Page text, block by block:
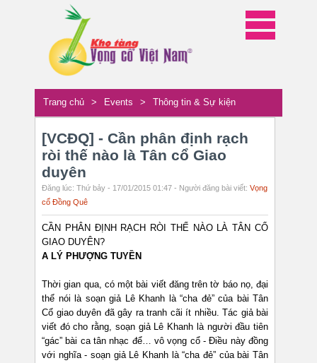
Trang chủ > Events > Thông tin & Sự kiện
[VCĐQ] - Cần phân định rạch
ròi thế nào là Tân cổ Giao
duyên
Đăng lúc: Thứ bảy - 17/01/2015 01:47 - Người đăng bài viết: Vọng
cổ Đồng Quê
CẦN PHÂN ĐỊNH RẠCH RÒI THẾ NÀO LÀ TÂN CỔ
GIAO DUYÊN?
A LÝ PHƯỢNG TUYỀN
Thời gian qua, có một bài viết đăng trên tờ báo nọ, đại
thể nói là soạn giả Lê Khanh là “cha đẻ” của bài Tân
Cổ giao duyên đã gây ra tranh cãi ít nhiều. Tác giả bài
viết đó cho rằng, soạn giả Lê Khanh là người đầu tiên
“gác” bài ca tân nhạc để… vô vọng cổ - Điều này đồng
với nghĩa - soạn giả Lê Khanh là “cha đẻ” của bài Tân